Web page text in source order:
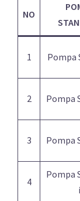
NO
1 Pompa
2 Pompa
3 Pompa
4
Pompa
i